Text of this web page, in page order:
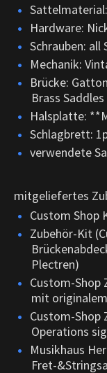
Hardware:
Schrauben: all
Mechanik:
Brücke:
Brass Saddles
Halsplatte:
Schlagbrett:
verwendete
mitgeliefertes
Custom Shop
Zubehör-Kit
Plectren)
Custom-
mit
Custom-
Operations
Musikhaus
Fret-